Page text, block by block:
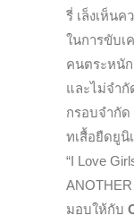
รี่ เล็งเห็น
ในการขับเ
คนตระหนั
และไม่จำกั
กรอบจำกัด
ทเสื้อยืดยูนิ
“I Love
มอบให้กับ